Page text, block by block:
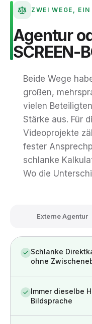
ZWEI WEGE, EIN
Agentur
SCREEN-
Beide Wege
großen,
vielen
Stärke aus. Für
Videoprojekte
fester
schlanke
Wo die
Externe Agentur
Schlanke
ohne
Immer dieselbe
Bildsprache